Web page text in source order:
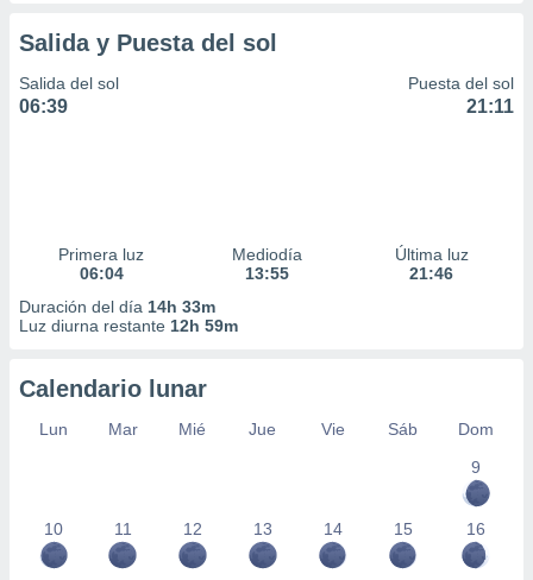
Salida y Puesta del sol
Salida del sol
06:39
Puesta del sol
21:11
Primera luz
06:04
Mediodía
13:55
Última luz
21:46
Duración del día 14h 33m
Luz diurna restante 12h 59m
Calendario lunar
Lun Mar Mié Jue Vie Sáb
Dom
9
10 11 12 13 14 15 16